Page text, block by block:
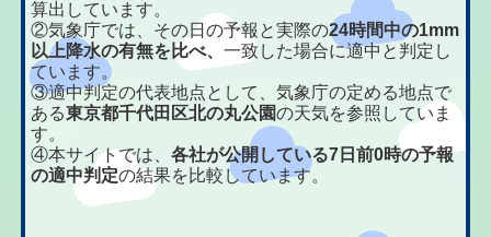
算出しています。
②気象庁では、その日の予報と実際の24時間中の1mm
以上降水の有無を比べ、一致した場合に適中と判定し
ています。
③適中判定の代表地点として、気象庁の定める地点で
ある東京都千代田区北の丸公園の天気を参照していま
す。
④本サイトでは、各社が公開している7日前0時の予報
の適中判定の結果を比較しています。